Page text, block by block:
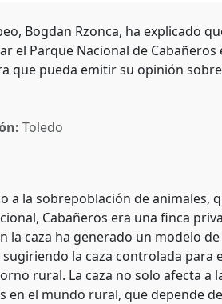
Bogdan Rzonca, ha explicado
el Parque Nacional de Cabañeros
que pueda emitir su opinión
Toledo
a la sobrepoblación de animales,
Cabañeros era una finca
la caza ha generado un modelo
la caza controlada para
rural. La caza no solo afecta a
el mundo rural, que depende